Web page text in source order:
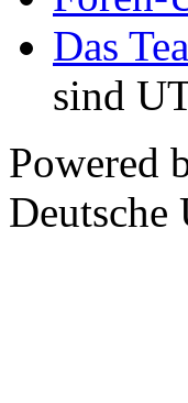
Das
sind
Powered